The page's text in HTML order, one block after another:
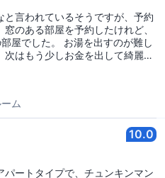
言われているそうですが、予約
のある部屋を予約したけれど、
屋でした。 お湯を出すのが難し
はもう少しお金を出して綺麗な
麗でした。
ム
10.0
ートタイプで、チュンキンマン